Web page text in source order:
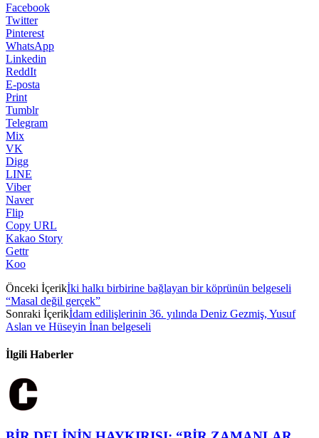
Facebook
Twitter
Pinterest
WhatsApp
Linkedin
ReddIt
E-posta
Print
Tumblr
Telegram
Mix
VK
Digg
LINE
Viber
Naver
Flip
Copy URL
Kakao Story
Gettr
Koo
Önceki İçerikİki halkı birbirine bağlayan bir köprünün belgeseli
“Masal değil gerçek”
Sonraki İçerikİdam edilişlerinin 36. yılında Deniz Gezmiş, Yusuf
Aslan ve Hüseyin İnan belgeseli
İlgili Haberler